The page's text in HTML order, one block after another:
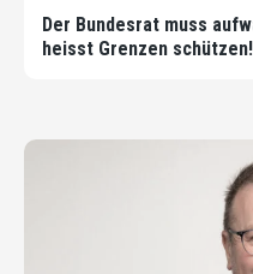
Der Bundesrat muss
heisst Grenzen schützen!